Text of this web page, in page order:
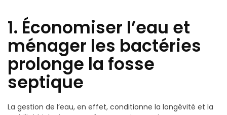
1. Économiser l’eau et
ménager les bactéries
prolonge la fosse
septique
La gestion de l’eau, en effet, conditionne la longévité et la